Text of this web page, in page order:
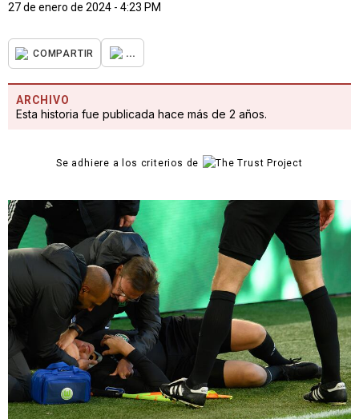
27 de enero de 2024 - 4:23 PM
COMPARTIR ...
ARCHIVO
Esta historia fue publicada hace más de 2 años.
Se adhiere a los criterios de